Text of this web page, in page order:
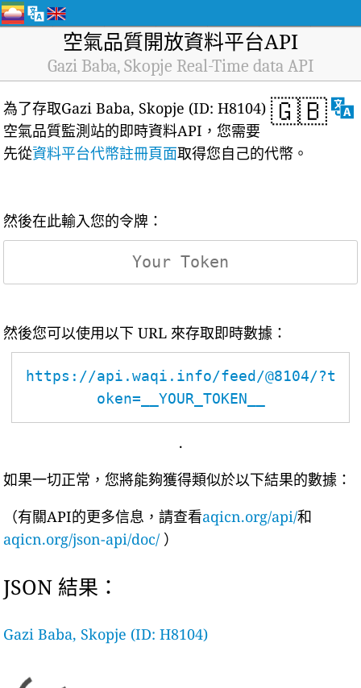
空氣品質開放資料平台API
Gazi Baba, Skopje Real-Time data API
🇬🇧
為了存取Gazi Baba, Skopje (ID: H8104)
空氣品質監測站的即時資料API，您需要
先從資料平台代幣註冊頁面取得您自己的代幣。
然後在此輸入您的令牌：
然後您可以使用以下 URL 來存取即時數據：
https://api.waqi.info/feed/@8104/?t
oken=__YOUR_TOKEN__
.
如果一切正常，您將能夠獲得類似於以下結果的數據：
（有關API的更多信息，請查看aqicn.org/api/和
aqicn.org/json-api/doc/ ）
JSON 結果：
Gazi Baba, Skopje (ID: H8104)